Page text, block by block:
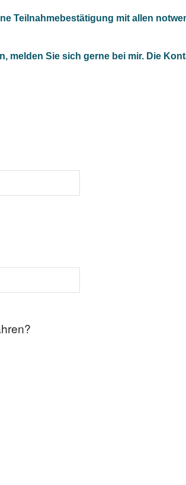
Teilnahmebestätigung mit allen
melden Sie sich gerne bei mir. Die